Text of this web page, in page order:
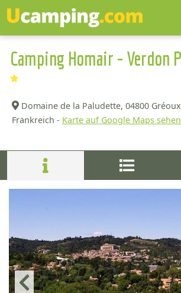
Camping Homair - Verdon
Domaine de la Paludette, 04800
Frankreich - Karte auf Google Maps sehen